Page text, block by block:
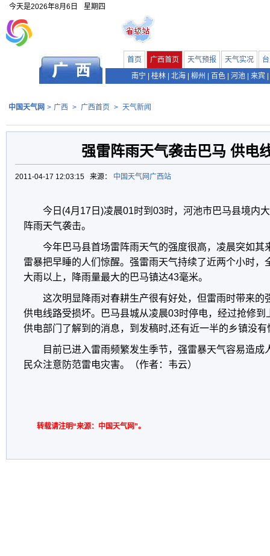
今天是2026年8月6日 星期四
首页 广西首页 天气预报 天气实况
南宁
桂林 北海 柳州 百色 河池 来宾
中国天气网 > 广西 > 广西首页 > 天气新闻
强雷阵雨天气袭击巴马 供电
2011-04-17 12:03:15 来源： 中国天气网广西站
今日(4月17日)凌晨01时到03时，河池市巴马县境内
阵雨天气袭击。
今年巴马县首场雷阵雨天气的强度很高，凌晨突如其
雷暴把早睡的人们惊醒。强雷雨天气持续了近两个小时，
大雨以上，降雨量最大的巴马镇达43毫米。
这次明显降雨对春耕生产很有好处，但雷雨时带来的
供电线路受损坏。巴马县城从凌晨03时停电，经过抢修
供电部门了解到的消息，到发稿时,还有近一半的乡镇没有
目前已进入雷雨频繁发生季节，强雷暴天气容易造成
民众注意防范雷电灾害。（作者：韦云）
转载请注明“来源：中国天气网”。